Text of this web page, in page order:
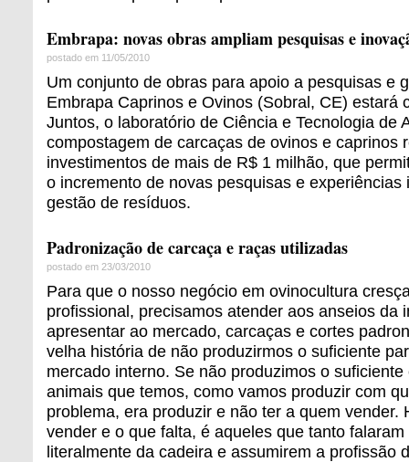
Embrapa: novas obras ampliam pesquisas e
postado em 11/05/2010
Um conjunto de obras para apoio a pesquisas e
Embrapa Caprinos e Ovinos (Sobral, CE) estará
Juntos, o laboratório de Ciência e Tecnologia de
compostagem de carcaças de ovinos e caprinos
investimentos de mais de R$ 1 milhão, que
o incremento de novas pesquisas e experiências
gestão de resíduos.
Padronização de carcaça e raças utilizadas
postado em 23/03/2010
Para que o nosso negócio em ovinocultura
profissional, precisamos atender aos anseios da
apresentar ao mercado, carcaças e cortes
velha história de não produzirmos o suficiente
mercado interno. Se não produzimos o
animais que temos, como vamos produzir com
problema, era produzir e não ter a quem vender.
vender e o que falta, é aqueles que tanto
literalmente da cadeira e assumirem a profissão